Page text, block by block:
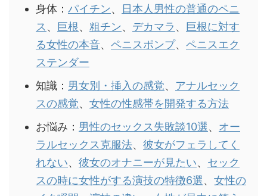
身体： パイチン、 日本人男性の普通のペニ
ス 、 巨根、 粗チン、 デカマラ 、 巨根に対す
る女性の本音、 ペニスポンプ、 ペニスエク
ステンダー
知識： 男女別・挿入の感覚、 アナルセック
スの感覚、 女性の性感帯を開発する方法
お悩み： 男性のセックス失敗談10選、 オー
ラルセックス克服法、 彼女がフェラしてく
れない、 彼女のオナニーが見たい、 セック
スの時に女性がする演技の特徴6選、 女性の